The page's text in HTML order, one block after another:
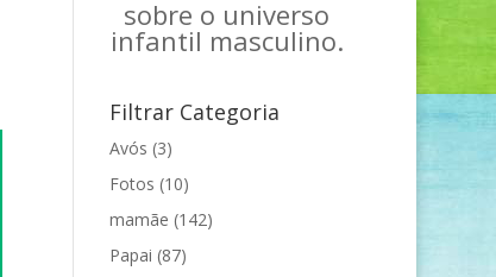
sobre o universo
infantil masculino.
Filtrar Categoria
Avós (3)
Fotos (10)
mamãe (142)
Papai (87)